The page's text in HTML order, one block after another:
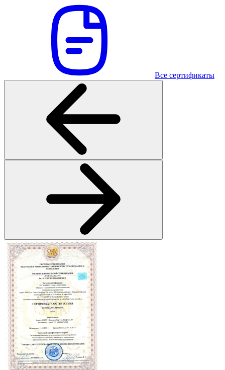
Все сертификаты